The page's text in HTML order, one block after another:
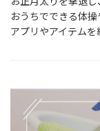
おうちでできる体
アプリやアイテムを